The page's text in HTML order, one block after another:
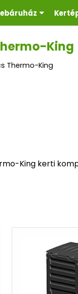
King
Thermo-King
King kerti